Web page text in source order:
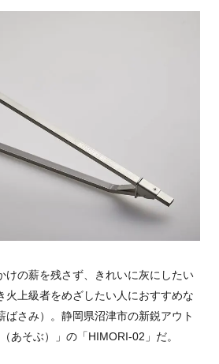
けの薪を残さず、きれいに灰にしたい
火上級者をめざしたい人におすすめな
ばさみ）。静岡県沼津市の新鋭アウト
あそぶ）」の「HIMORI-02」だ。